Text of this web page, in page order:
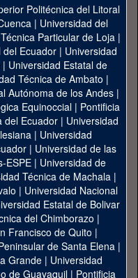
Politécnica del Litoral
| Universidad del
Particular de Loja|
del Ecuador| Universidad
| Universidad Estatal de
Técnica de Ambato |
Autónoma de los Andes|
Equinoccial| Pontificia
del Ecuador | Universidad
| Universidad
| Universidad de las
ESPE | Universidad de
Técnica de Machala|
| Universidad Nacional
Estatal de Bolivar
del Chimborazo |
Francisco de Quito |
de Santa Elena|
Grande | Universidad
de Guayaquil| Pontificia